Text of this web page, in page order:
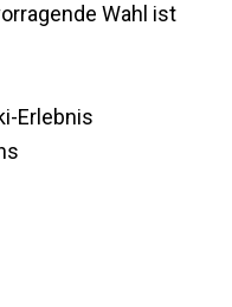
Wahl ist
Erlebnis